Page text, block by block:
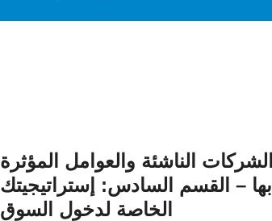
الشركات الناشئة والعوامل المؤثرة
بها – القسم السادس: إستراتيجيتك
الخاصة لدخول السوق